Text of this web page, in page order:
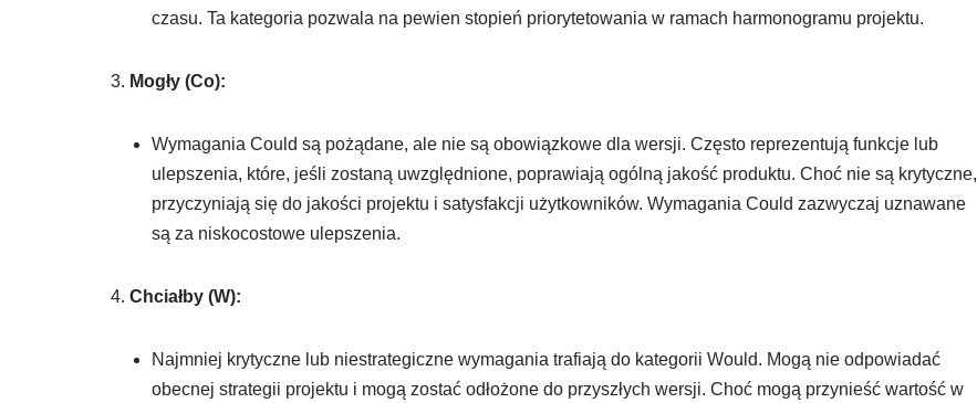
czasu. Ta kategoria pozwala na pewien stopień priorytetowania w ramach harmonogramu projektu.
Mogły (Co):
Wymagania Could są pożądane, ale nie są obowiązkowe dla wersji. Często reprezentują funkcje lub
ulepszenia, które, jeśli zostaną uwzględnione, poprawiają ogólną jakość produktu. Choć nie są krytyczne,
przyczyniają się do jakości projektu i satysfakcji użytkowników. Wymagania Could zazwyczaj uznawane
są za niskocostowe ulepszenia.
Chciałby (W):
Najmniej krytyczne lub niestrategiczne wymagania trafiają do kategorii Would. Mogą nie odpowiadać
obecnej strategii projektu i mogą zostać odłożone do przyszłych wersji. Choć mogą przynieść wartość w